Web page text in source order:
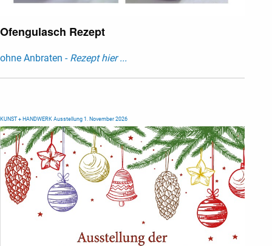
Ofengulasch Rezept
ohne Anbraten - Rezept hier ...
KUNST + HANDWERK Ausstellung 1. November 2026